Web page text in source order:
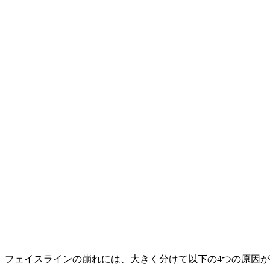
フェイスラインの崩れには、大きく分けて以下の4つの原因が